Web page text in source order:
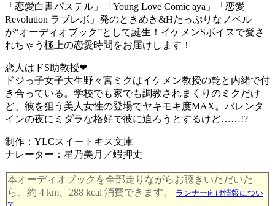
「恋愛白書パステル」「Young Love Comic aya」「恋愛
Revolution ラブレボ」発のときめき&Hたっぷりなノベル
が“オーディオブック”として誕生！イケメンSボイスで愛さ
れちゃう極上の恋愛時間をお届けします！
恋人はドS助教授❤
ドジっ子女子大生野々宮ミクはイケメン教授の乾と内緒で付
き合っている。学校でも家でも調教されまくりのミクだけ
ど、彼を狙う美人女性の登場でヤキモキ度MAX。バレンタ
インの夜にミダラな格好で彼に迫ろうとするけど……!?
制作：YLCスイートキス文庫
ナレーター：星乃美月／蝦押丈
本オーディオブックを全部走りながらお聴きいただいた
ら、約 4 km、288 kcal 消費できます。
ランナー向け情報につい